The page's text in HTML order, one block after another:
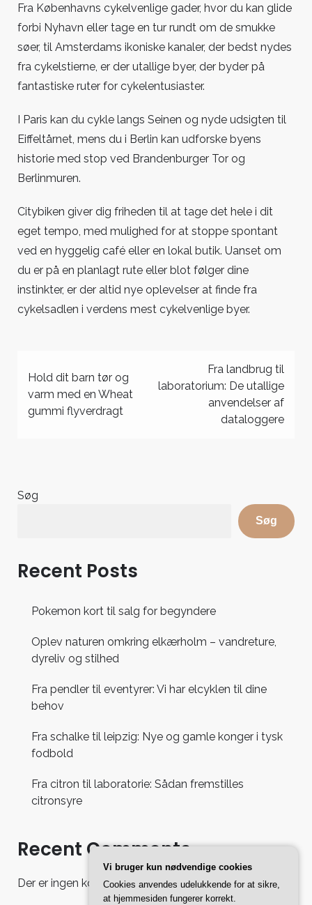
Fra Københavns cykelvenlige gader, hvor du kan glide
forbi Nyhavn eller tage en tur rundt om de smukke
søer, til Amsterdams ikoniske kanaler, der bedst nydes
fra cykelstierne, er der utallige byer, der byder på
fantastiske ruter for cykelentusiaster.
I Paris kan du cykle langs Seinen og nyde udsigten til
Eiffeltårnet, mens du i Berlin kan udforske byens
historie med stop ved Brandenburger Tor og
Berlinmuren.
Citybiken giver dig friheden til at tage det hele i dit
eget tempo, med mulighed for at stoppe spontant
ved en hyggelig café eller en lokal butik. Uanset om
du er på en planlagt rute eller blot følger dine
instinkter, er der altid nye oplevelser at finde fra
cykelsadlen i verdens mest cykelvenlige byer.
Indlægsnavigation
Hold dit barn tør og
varm med en Wheat
gummi flyverdragt
Fra landbrug til
laboratorium: De utallige
anvendelser af
dataloggere
Søg
Søg
Recent Posts
Pokemon kort til salg for begyndere
Oplev naturen omkring elkærholm – vandreture,
dyreliv og stilhed
Fra pendler til eventyrer: Vi har elcyklen til dine
behov
Fra schalke til leipzig: Nye og gamle konger i tysk
fodbold
Fra citron til laboratorie: Sådan fremstilles
citronsyre
Recent Comments
Der er ingen kommentarer at vise.
Vi bruger kun nødvendige cookies
Cookies anvendes udelukkende for at sikre,
at hjemmesiden fungerer korrekt.